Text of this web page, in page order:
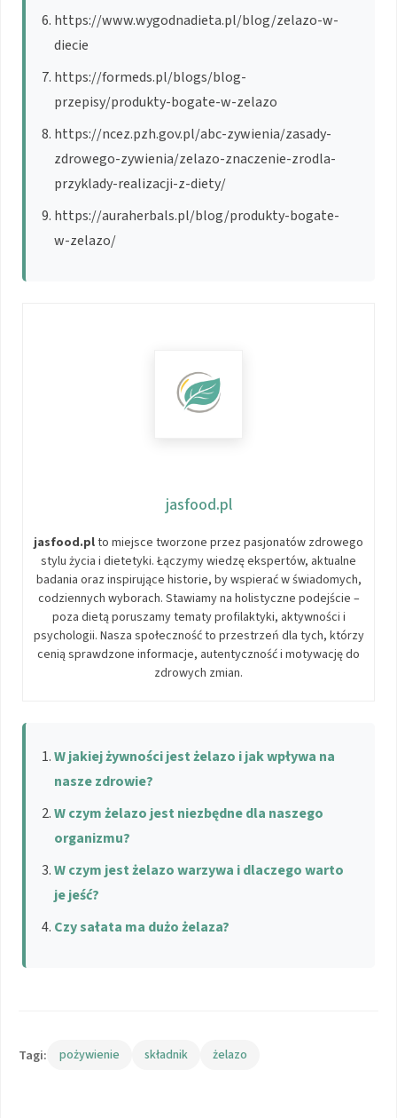
https://www.wygodnadieta.pl/blog/zelazo-w-
diecie
https://formeds.pl/blogs/blog-
przepisy/produkty-bogate-w-zelazo
https://ncez.pzh.gov.pl/abc-zywienia/zasady-
zdrowego-zywienia/zelazo-znaczenie-zrodla-
przyklady-realizacji-z-diety/
https://auraherbals.pl/blog/produkty-bogate-
w-zelazo/
jasfood.pl
jasfood.plto miejsce tworzone przez pasjonatów zdrowego
stylu życia i dietetyki. Łączymy wiedzę ekspertów, aktualne
badania oraz inspirujące historie, by wspierać w świadomych,
codziennych wyborach. Stawiamy na holistyczne podejście –
poza dietą poruszamy tematy profilaktyki, aktywności i
psychologii. Nasza społeczność to przestrzeń dla tych, którzy
cenią sprawdzone informacje, autentyczność i motywację do
zdrowych zmian.
W jakiej żywności jest żelazo i jak wpływa na
nasze zdrowie?
W czym żelazo jest niezbędne dla naszego
organizmu?
W czym jest żelazo warzywa i dlaczego warto
je jeść?
Czy sałata ma dużo żelaza?
Tagi: pożywienie składnik żelazo